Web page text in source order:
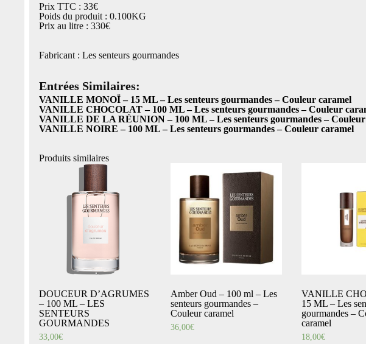
Prix TTC : 33€
Poids du produit : 0.100KG
Prix au litre : 330€
Fabricant : Les senteurs gourmandes
Entrées Similaires:
VANILLE MONOÏ – 15 ML – Les senteurs gourmandes – Couleur caramel
VANILLE CHOCOLAT – 100 ML – Les senteurs gourmandes – Couleur
VANILLE DE LA RÉUNION – 100 ML – Les senteurs gourmandes –
VANILLE NOIRE – 100 ML – Les senteurs gourmandes – Couleur caramel
Produits similaires
DOUCEUR D’AGRUMES
– 100 ML – LES
SENTEURS
GOURMANDES
33,00€
Amber Oud – 100 ml – Les
senteurs gourmandes –
Couleur caramel
36,00€
VANILLE
15 ML – Les
gourmandes –
caramel
18,00€